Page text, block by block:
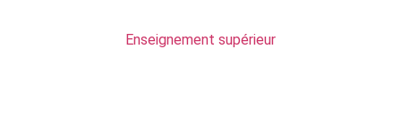
Enseignement supérieur